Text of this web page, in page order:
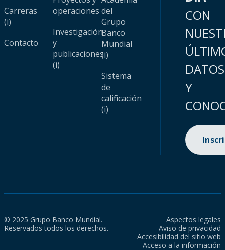
Carreras
(i)
Contacto
operaciones
Investigación
y
publicaciones
(i)
del
Grupo
Banco
Mundial
(i)
Sistema
de
calificación
(i)
CON
DATOS
Y
© 2025 Grupo Banco Mundial.
Reservados todos los derechos.
Aspectos legales
Aviso de privacidad
Accesibilidad del sitio web
Acceso a la información